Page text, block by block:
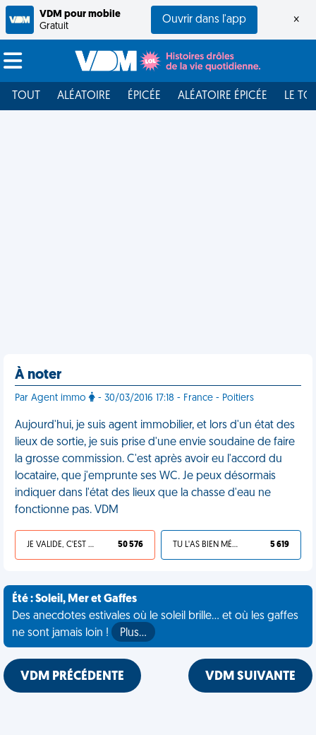
VDM pour mobile
Gratuit
Ouvrir dans l'app ×
TOUT ALÉATOIRE ÉPICÉE ALÉATOIRE ÉPICÉE LE
À noter
Par Agent immo - 30/03/2016 17:18 - France - Poitiers
Aujourd'hui, je suis agent immobilier, et lors d'un état des
lieux de sortie, je suis prise d'une envie soudaine de faire
la grosse commission. C'est après avoir eu l'accord du
locataire, que j'emprunte ses WC. Je peux désormais
indiquer dans l'état des lieux que la chasse d'eau ne
fonctionne pas. VDM
JE VALIDE, C'EST UNE VDM 50 576 TU L'AS BIEN MÉRITÉ 5 619
Été : Soleil, Mer et Gaffes
Des anecdotes estivales où le soleil brille... et où les gaffes
ne sont jamais loin !
Plus…
VDM PRÉCÉDENTE VDM SUIVANTE